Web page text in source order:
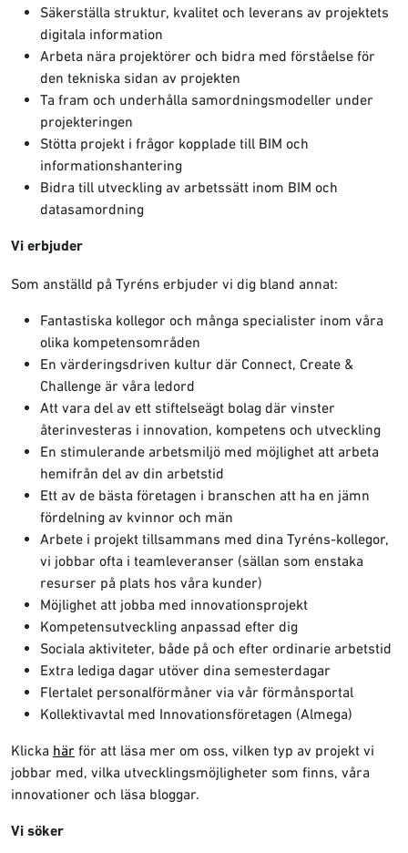
Säkerställa struktur, kvalitet och leverans av projektets
digitala information
Arbeta nära projektörer och bidra med förståelse för
den tekniska sidan av projekten
Ta fram och underhålla samordningsmodeller under
projekteringen
Stötta projekt i frågor kopplade till BIM och
informationshantering
Bidra till utveckling av arbetssätt inom BIM och
datasamordning
Vi erbjuder
Som anställd på Tyréns erbjuder vi dig bland annat:
Fantastiska kollegor och många specialister inom våra
olika kompetensområden
En värderingsdriven kultur där Connect, Create &
Challenge är våra ledord
Att vara del av ett stiftelseägt bolag där vinster
återinvesteras i innovation, kompetens och utveckling
En stimulerande arbetsmiljö med möjlighet att arbeta
hemifrån del av din arbetstid
Ett av de bästa företagen i branschen att ha en jämn
fördelning av kvinnor och män
Arbete i projekt tillsammans med dina Tyréns-kollegor,
vi jobbar ofta i teamleveranser (sällan som enstaka
resurser på plats hos våra kunder)
Möjlighet att jobba med innovationsprojekt
Kompetensutveckling anpassad efter dig
Sociala aktiviteter, både på och efter ordinarie arbetstid
Extra lediga dagar utöver dina semesterdagar
Flertalet personalförmåner via vår förmånsportal
Kollektivavtal med Innovationsföretagen (Almega)
Klicka här för att läsa mer om oss, vilken typ av projekt vi
jobbar med, vilka utvecklingsmöjligheter som finns, våra
innovationer och läsa bloggar.
Vi söker